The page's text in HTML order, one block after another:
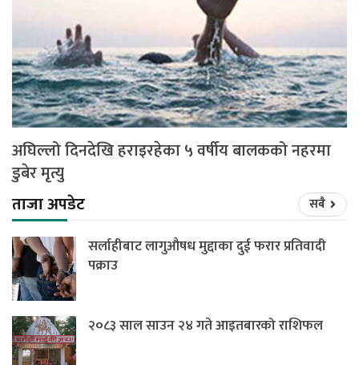
अघिल्लो दिनदेखि हराइरहेका ५ वर्षीय बालकको नहरमा
डुबेर मृत्यु
ताजा अपडेट
सबै
सर्लाहीबाट लागुऔषध मुद्दाका दुई फरार प्रतिवादी
पक्राउ
२०८३ साल साउन २४ गते आइतबारको राशिफल